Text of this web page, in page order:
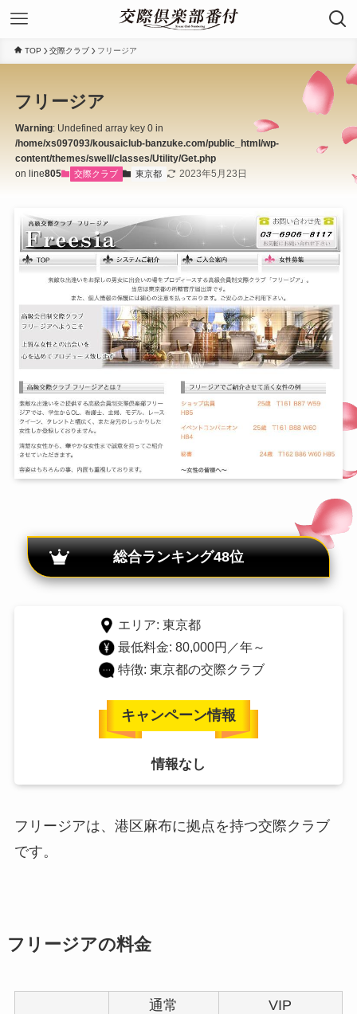
TOP 交際クラブ フリージア
フリージア
Warning: Undefined array key 0 in
/home/xs097093/kousaiclub-banzuke.com/public_html/wp-
content/themes/swell/classes/Utility/Get.php
on line805 交際クラブ 東京都 2023年5月23日
総合ランキング48位
エリア: 東京都
最低料金: 80,000円／年～
特徴: 東京都の交際クラブ
キャンペーン情報
情報なし
フリージアは、港区麻布に拠点を持つ交際クラブ
です。
フリージアの料金
通常
VIP